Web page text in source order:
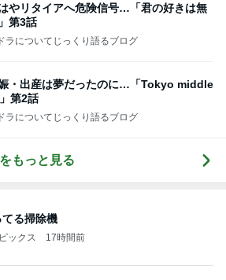
やリタイアへ危険信号…「君の好きは無
第3話
ラについてじっくり語るブログ
・出産は夢だったのに…「Tokyo middle
第2話
ラについてじっくり語るブログ
もっと見る
る掃除機
ックス 17時間前